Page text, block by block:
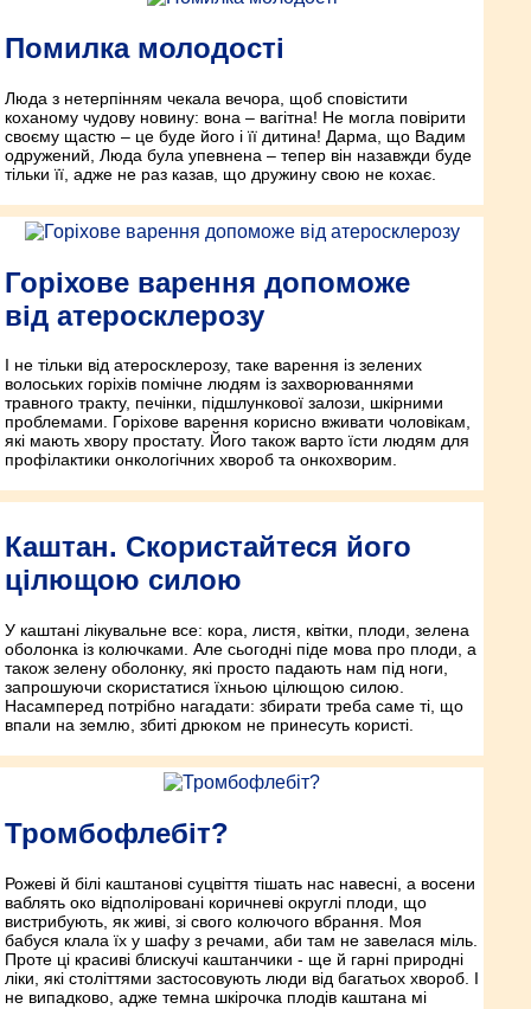
Помилка молодості
Люда з нетерпінням чекала вечора, щоб сповістити
коханому чудову новину: вона – вагітна! Не могла повірити
своєму щастю – це буде його і її дитина! Дарма, що Вадим
одружений, Люда була упевнена – тепер він назавжди буде
тільки її, адже не раз казав, що дружину свою не кохає.
Горіхове варення допоможе
від атеросклерозу
І не тільки від атеросклерозу, таке варення із зелених
волоських горіхів помічне людям із захворюваннями
травного тракту, печінки, підшлункової залози, шкірними
проблемами. Горіхове варення корисно вживати чоловікам,
які мають хвору простату. Його також варто їсти людям для
профілактики онкологічних хвороб та онкохворим.
Каштан. Скористайтеся його
цілющою силою
У каштані лікувальне все: кора, листя, квітки, плоди, зелена
оболонка із колючками. Але сьогодні піде мова про плоди, а
також зелену оболонку, які просто падають нам під ноги,
запрошуючи скористатися їхньою цілющою силою.
Насамперед потрібно нагадати: збирати треба саме ті, що
впали на землю, збиті дрюком не принесуть користі.
Тромбофлебіт?
Рожеві й білі каштанові суцвіття тішать нас навесні, а восени
ваблять око відполіровані коричневі округлі плоди, що
вистрибують, як живі, зі свого колючого вбрання. Моя
бабуся клала їх у шафу з речами, аби там не завелася міль.
Проте ці красиві блискучі каштанчики - ще й гарні природні
ліки, які століттями застосовують люди від багатьох хвороб. І
не випадково, адже темна шкірочка плодів каштана мі